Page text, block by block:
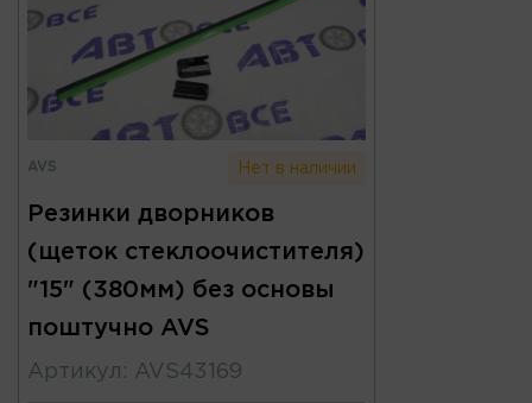
AVS Нет в наличии
Резинки дворников
(щеток стеклоочистителя)
"15" (380мм) без основы
поштучно AVS
Артикул : AVS43169